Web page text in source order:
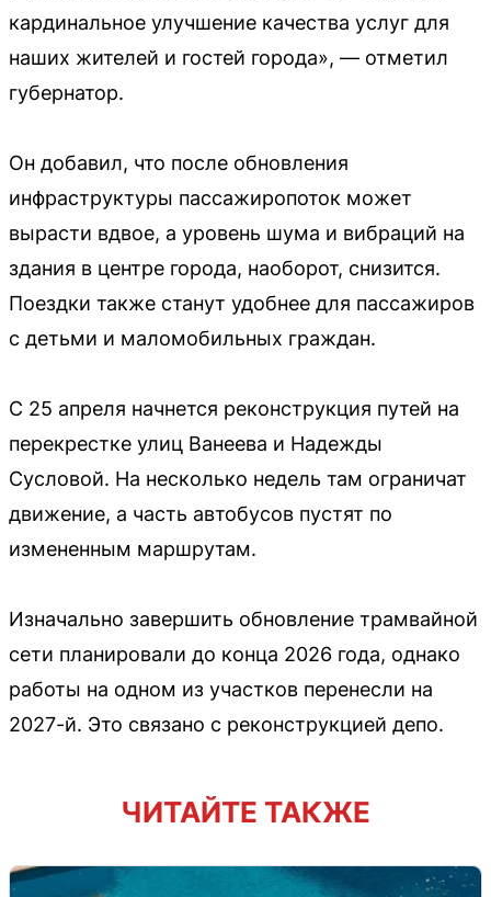
кардинальное улучшение качества услуг для
наших жителей и гостей города», — отметил
губернатор.
Он добавил, что после обновления
инфраструктуры пассажиропоток может
вырасти вдвое, а уровень шума и вибраций на
здания в центре города, наоборот, снизится.
Поездки также станут удобнее для пассажиров
с детьми и маломобильных граждан.
С 25 апреля начнется реконструкция путей на
перекрестке улиц Ванеева и Надежды
Сусловой. На несколько недель там ограничат
движение, а часть автобусов пустят по
измененным маршрутам.
Изначально завершить обновление трамвайной
сети планировали до конца 2026 года, однако
работы на одном из участков перенесли на
2027-й. Это связано с реконструкцией депо.
ЧИТАЙТЕ ТАКЖЕ